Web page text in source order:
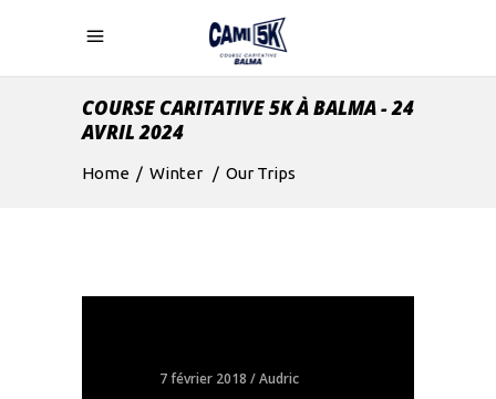
COURSE CARITATIVE 5K À BALMA - 24
AVRIL 2024
Home / Winter / Our Trips
7 février 2018
Audric